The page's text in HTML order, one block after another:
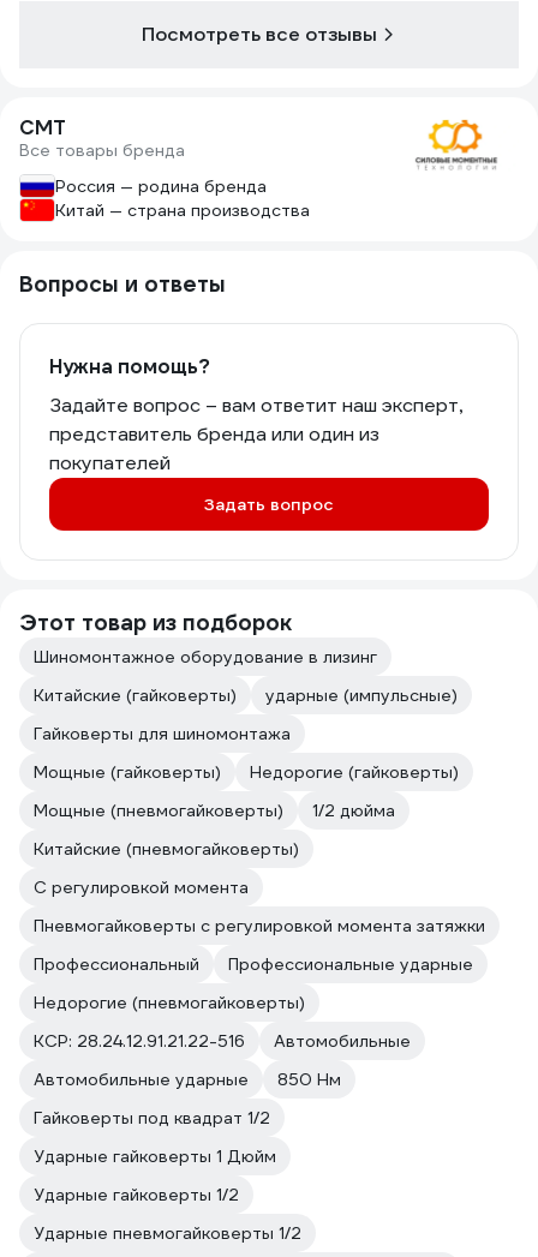
Посмотреть все отзывы
СМТ
Все товары бренда
Россия — родина бренда
Китай — страна производства
Вопросы и ответы
Нужна помощь?
Задайте вопрос – вам ответит наш эксперт,
представитель бренда или один из
покупателей
Задать вопрос
Этот товар из подборок
Шиномонтажное оборудование в лизинг
Китайские (гайковерты)
ударные (импульсные)
Гайковерты для шиномонтажа
Мощные (гайковерты)
Недорогие (гайковерты)
Мощные (пневмогайковерты)
1/2 дюйма
Китайские (пневмогайковерты)
С регулировкой момента
Пневмогайковерты с регулировкой момента затяжки
Профессиональный
Профессиональные ударные
Недорогие (пневмогайковерты)
КСР: 28.24.12.91.21.22-516
Автомобильные
Автомобильные ударные
850 Нм
Гайковерты под квадрат 1/2
Ударные гайковерты 1 Дюйм
Ударные гайковерты 1/2
Ударные пневмогайковерты 1/2